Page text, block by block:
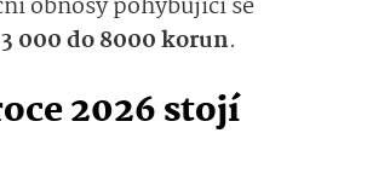
000 do 8000 korun.
2026 stojí